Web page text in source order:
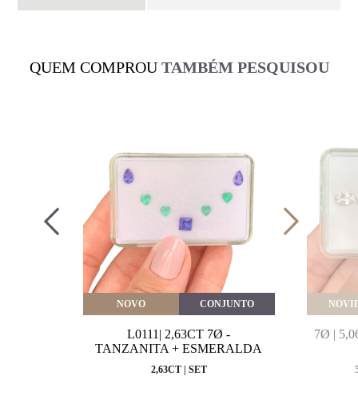
QUEM COMPROU TAMBÉM PESQUISOU
NOVO CONJUNTO
L0111| 2,63CT 7Ø -
TANZANITA + ESMERALDA
2,63CT | SET
7Ø |